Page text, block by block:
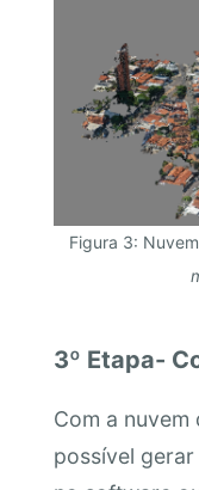
Figura 3:
3º Etapa-
Com a
possível